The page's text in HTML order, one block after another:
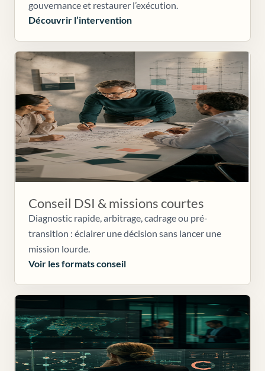
gouvernance et restaurer l’exécution.
Découvrir l’intervention
Conseil DSI & missions courtes
Diagnostic rapide, arbitrage, cadrage ou pré-
transition : éclairer une décision sans lancer une
mission lourde.
Voir les formats conseil